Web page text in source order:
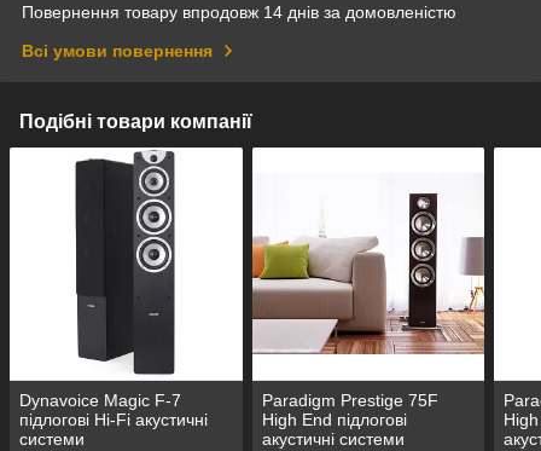
Повернення товару впродовж 14 днів за домовленістю
Всі умови повернення
Подібні товари компанії
Dynavoice Magic F-7
підлогові Hi-Fi акустичні
системи
Paradigm Prestige 75F
High End підлогові
акустичні системи